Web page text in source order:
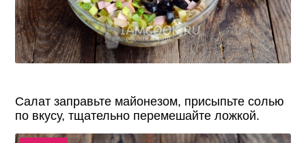
Салат заправьте майонезом, присыпьте солью
по вкусу, тщательно перемешайте ложкой.